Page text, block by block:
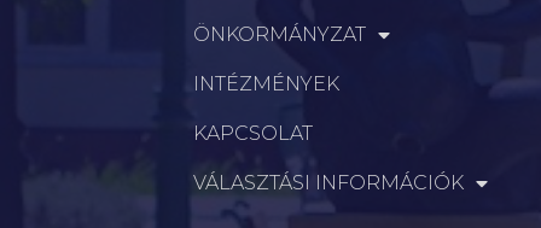
ÖNKORMÁNYZAT
INTÉZMÉNYEK
KAPCSOLAT
VÁLASZTÁSI INFORMÁCIÓK